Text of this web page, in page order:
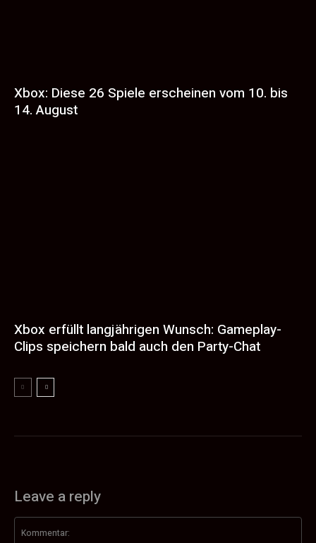
Xbox: Diese 26 Spiele erscheinen vom 10. bis
14. August
Xbox erfüllt langjährigen Wunsch: Gameplay-
Clips speichern bald auch den Party-Chat
Leave a reply